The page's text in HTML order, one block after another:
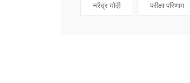
नरेंद्र मोदी परीक्षा परिणाम